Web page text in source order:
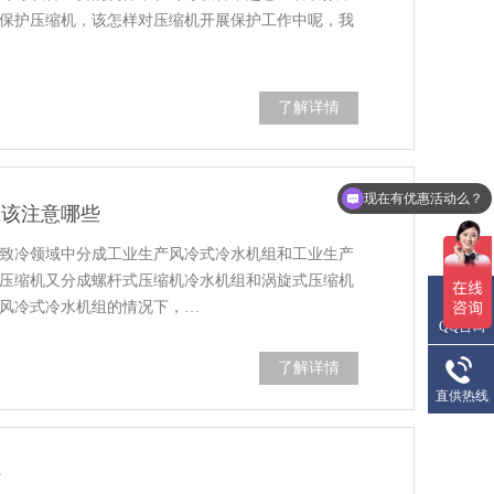
护压缩机，该怎样对压缩机开展保护工作中呢，我
了解详情
注意哪些
冷领域中分成工业生产风冷式冷水机组和工业生产
缩机又分成螺杆式压缩机冷水机组和涡旋式压缩机
冷式冷水机组的情况下，…
了解详情
QQ咨询
直供热线
现在有优惠活动么？